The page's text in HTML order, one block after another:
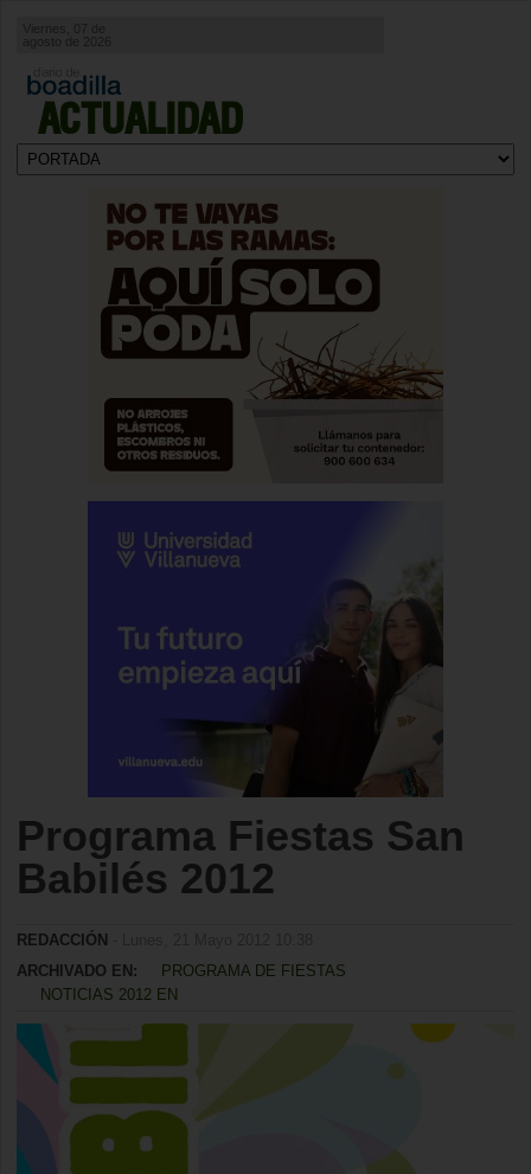
ACTUALIDAD
agosto de 2026
Programa Fiestas San
Babilés 2012
REDACCIÓN
ARCHIVADO EN:
PROGRAMA DE FIESTAS
NOTICIAS 2012 EN